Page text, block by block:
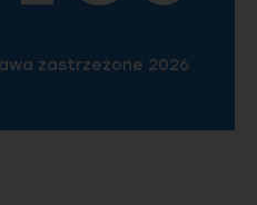
zastrzeżone 2026